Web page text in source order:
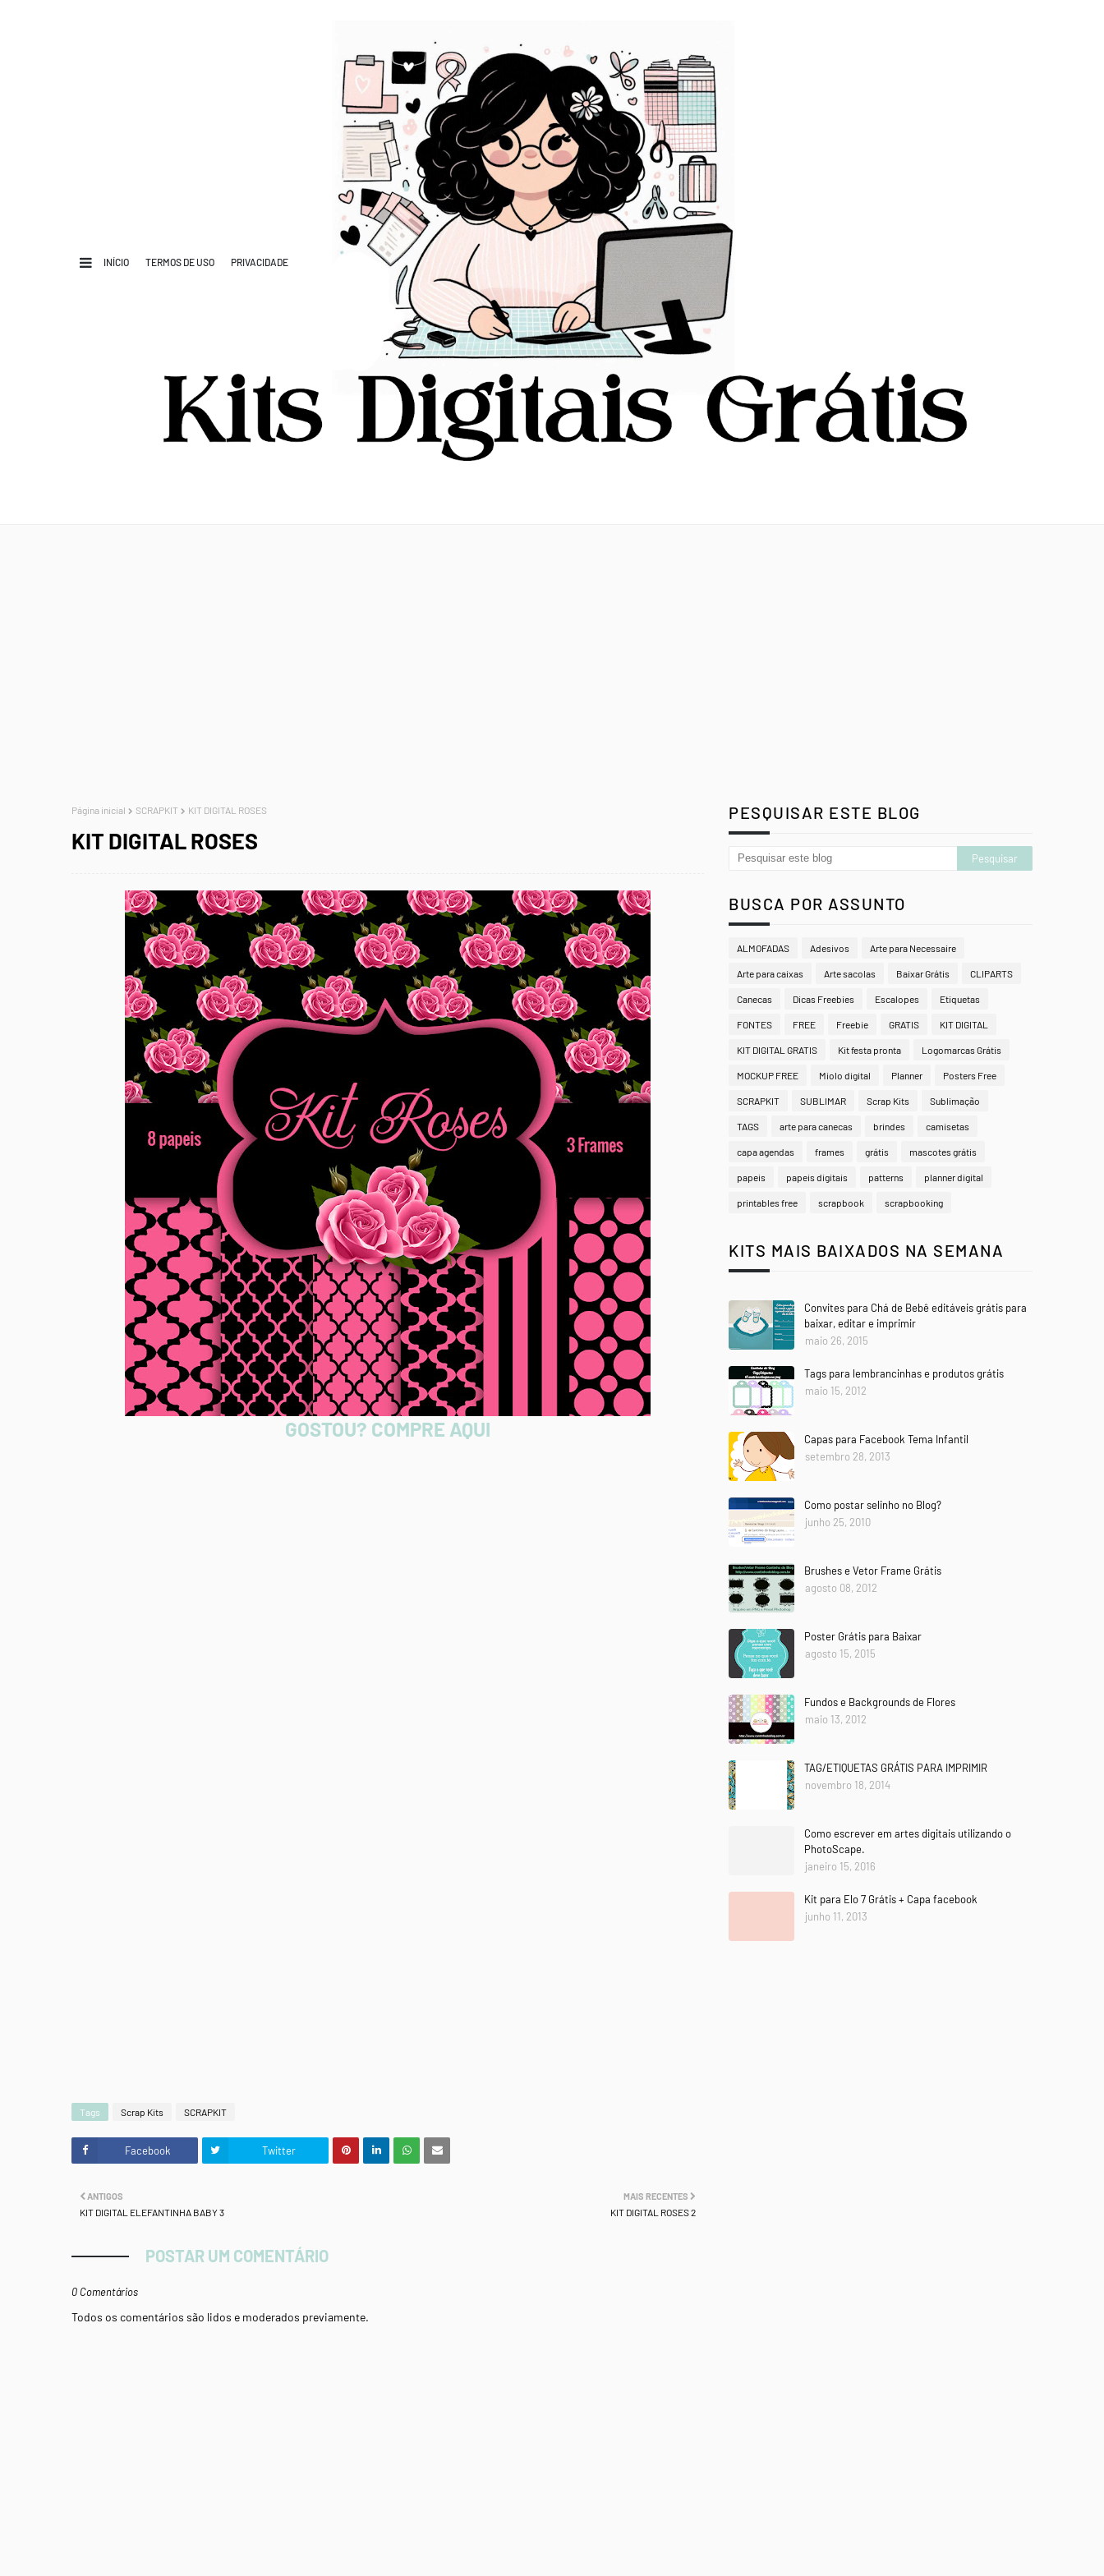
INÍCIO TERMOS DE USO PRIVACIDADE
Página inicial SCRAPKIT KIT DIGITAL ROSES
KIT DIGITAL ROSES
GOSTOU? COMPRE AQUI
Tags Scrap Kits SCRAPKIT
Facebook Twitter
MAIS RECENTES
KIT DIGITAL ROSES 2
ANTIGOS
KIT DIGITAL ELEFANTINHA BABY 3
POSTAR UM COMENTÁRIO
0 Comentários
Todos os comentários são lidos e moderados previamente.
PESQUISAR ESTE BLOG
BUSCA POR ASSUNTO
ALMOFADAS Adesivos Arte para Necessaire
Arte para caixas Arte sacolas Baixar Grátis CLIPARTS
Canecas Dicas Freebies Escalopes Etiquetas
FONTES FREE Freebie GRATIS KIT DIGITAL
KIT DIGITAL GRATIS Kit festa pronta Logomarcas Grátis
MOCKUP FREE Miolo digital Planner Posters Free
SCRAPKIT SUBLIMAR Scrap Kits Sublimação
TAGS arte para canecas brindes camisetas
capa agendas frames grátis mascotes grátis
papeis papeis digitais patterns planner digital
printables free scrapbook scrapbooking
KITS MAIS BAIXADOS NA SEMANA
Convites para Chá de Bebê editáveis grátis para
baixar, editar e imprimir
maio 26, 2015
Tags para lembrancinhas e produtos grátis
maio 15, 2012
Capas para Facebook Tema Infantil
setembro 28, 2013
Como postar selinho no Blog?
junho 25, 2010
Brushes e Vetor Frame Grátis
agosto 08, 2012
Poster Grátis para Baixar
agosto 15, 2015
Fundos e Backgrounds de Flores
maio 13, 2012
TAG/ETIQUETAS GRÁTIS PARA IMPRIMIR
novembro 18, 2014
Como escrever em artes digitais utilizando o
PhotoScape.
janeiro 15, 2016
Kit para Elo 7 Grátis + Capa facebook
junho 11, 2013